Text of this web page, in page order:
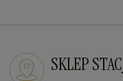
SKLEP